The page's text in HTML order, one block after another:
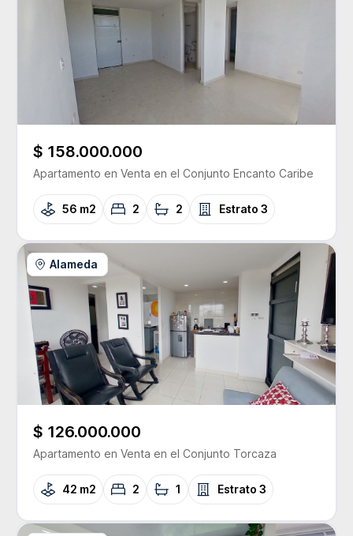
$ 158.000.000
Apartamento en Venta en el Conjunto Encanto Caribe
56 m2 2 2 Estrato 3
Alameda
$ 126.000.000
Apartamento en Venta en el Conjunto Torcaza
42 m2 2 1 Estrato 3